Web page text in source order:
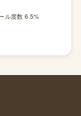
ル度数 6.5%